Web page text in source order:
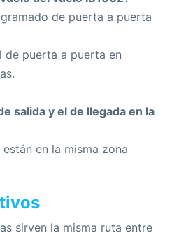
de puerta a puerta
de puerta a puerta en
salida y el de llegada en la
en la misma zona
sirven la misma ruta entre